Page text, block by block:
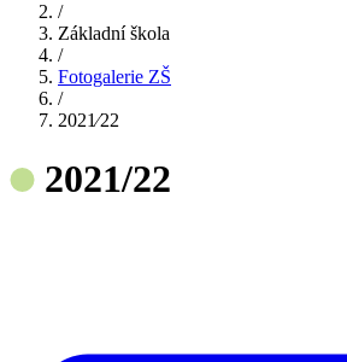
/
Základní škola
/
Fotogalerie ZŠ
/
2021⁄22
2021/22